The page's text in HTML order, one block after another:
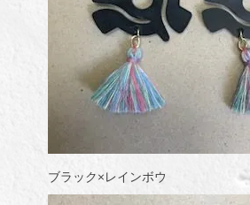
ブラック×レインボウ